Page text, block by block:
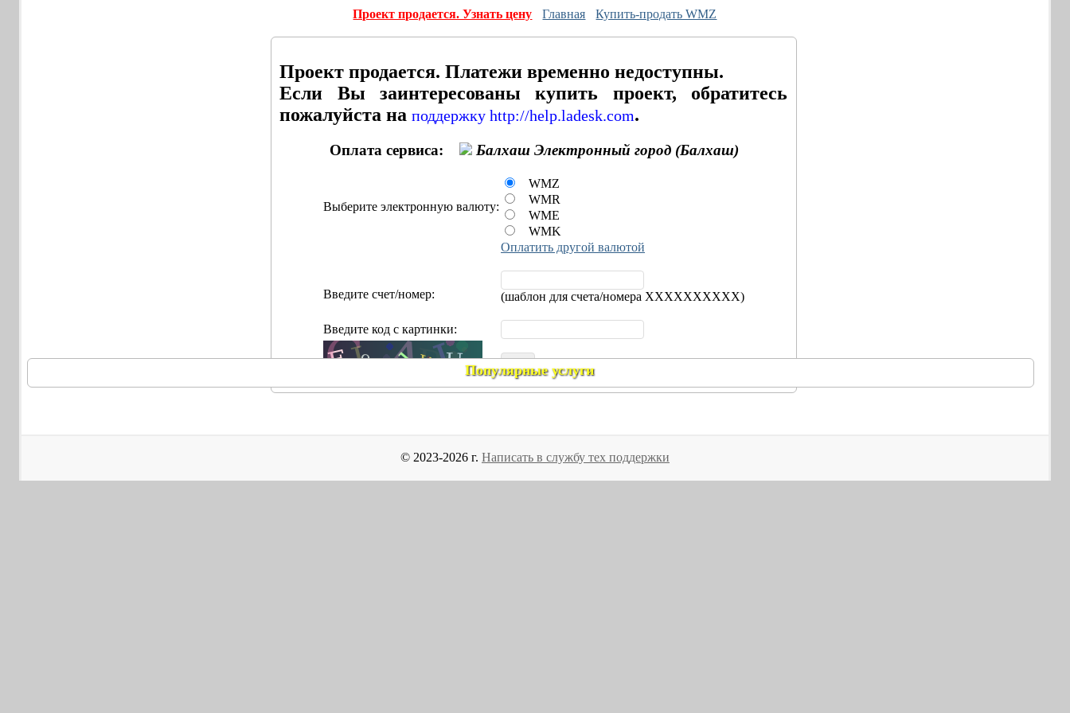
Проект продается. Узнать цену Главная Купить-продать WMZ
Проект продается. Платежи временно недоступны.
Если Вы заинтересованы купить проект, обратитесь
пожалуйста наподдержку http://help.ladesk.com.
Балхаш Электронный город (Балхаш)
Выберите электронную валюту:
WMZ
WMR
WME
WMK
Оплатить другой валютой
Введите счет/номер: (шаблон для счета/номера XXXXXXXXXX)
Введите код с картинки:
Популярные услуги
© 2023-2026 г. Написать в службу тех поддержки